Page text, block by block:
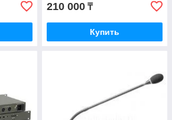
210 000 ₸
Купить